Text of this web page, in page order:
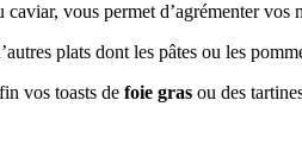
vous permet d’agrémenter vos
plats dont les pâtes ou les
vos toasts de foie gras ou des